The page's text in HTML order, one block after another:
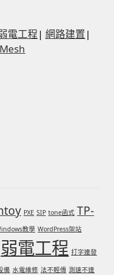
電工程 |網路建置 |
PXE SIP tone函式 TP-
教學 WordPress架站
弱電工程 打字連發
備 水電維修 法不輕傳 測速不達